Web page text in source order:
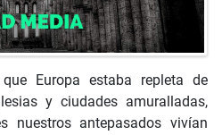
Europa estaba repleta de
y ciudades amuralladas,
nuestros antepasados vivían